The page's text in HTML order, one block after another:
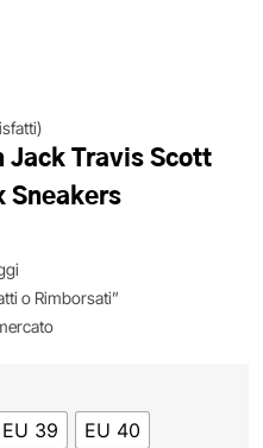
Jack Travis Scott
Sneakers
o Rimborsati”
EU 39
EU 40